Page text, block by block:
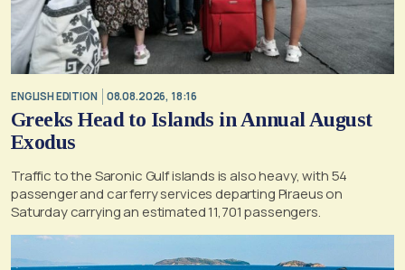
ENGLISH EDITION 08.08.2026, 18:16
Greeks Head to Islands in Annual August
Exodus
Traffic to the Saronic Gulf islands is also heavy, with 54
passenger and car ferry services departing Piraeus on
Saturday carrying an estimated 11,701 passengers.